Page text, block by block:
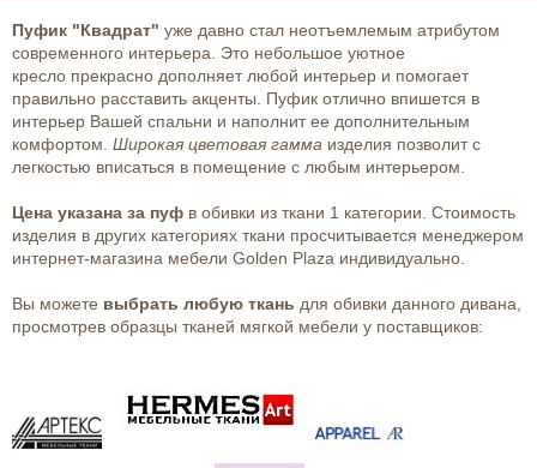
Пуфик "Квадрат" уже давно стал неотъемлемым атрибутом
современного интерьера. Это небольшое уютное
кресло прекрасно дополняет любой интерьер и помогает
правильно расставить акценты. Пуфик отлично впишется в
интерьер Вашей спальни и наполнит ее дополнительным
комфортом. Широкая цветовая гамма изделия позволит с
легкостью вписаться в помещение с любым интерьером.
Цена указана за пуф в обивки из ткани 1 категории. Стоимость
изделия в других категориях ткани просчитывается менеджером
интернет-магазина мебели Golden Plaza индивидуально.
Вы можете выбрать любую ткань для обивки данного дивана,
просмотрев образцы тканей мягкой мебели у поставщиков: